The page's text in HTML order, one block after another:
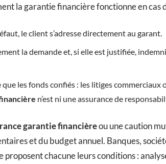
la garantie financière fonctionne en cas
le client s’adresse directement au garant.
la demande et, si elle est justifiée,
les fonds confiés : les litiges commerciaux
n’est ni une assurance de
garantie financièreou une caution
et du budget annuel. Banques,
proposent chacune leurs conditions :